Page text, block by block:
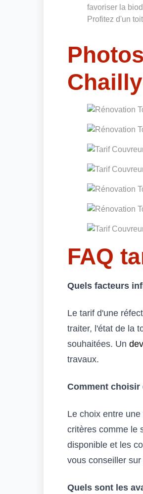
favoriser la
Profitez d'un
FAQ
Quels facteurs
Le tarif d'une
traiter, l'état de la
souhaitées. Un
travaux.
Comment choisir
Le choix entre
critères comme le
disponible et les
vous conseiller
Quels sont les